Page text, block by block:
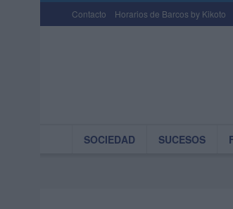
Contacto Horarios de Barcos by Kikoto
SOCIEDAD SUCESOS